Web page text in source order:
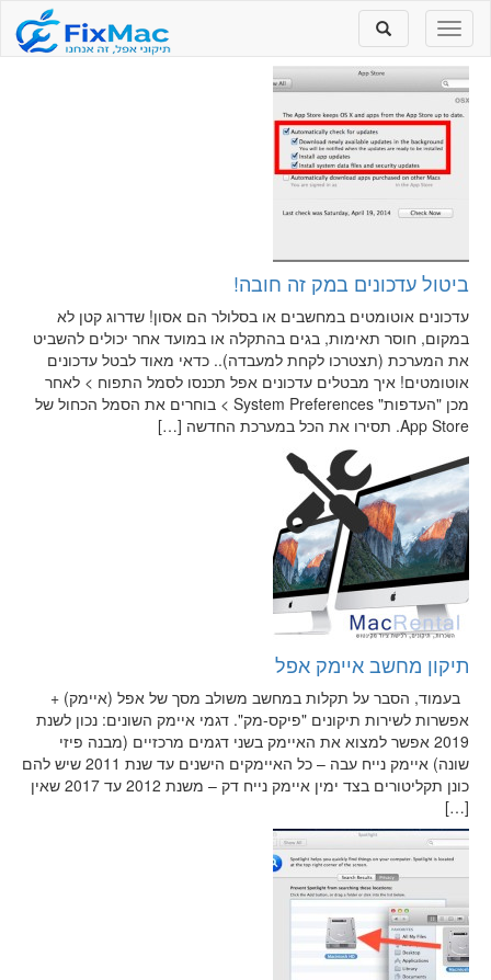
Toggle
navigation
Toggle
search
ביטול עדכונים במק זה חובה!
עדכונים אוטומטים במחשבים או בסלולר הם אסון! שדרוג קטן לא
במקום, חוסר תאימות, בגים בהתקלה או במועד אחר יכולים להשביט
את המערכת (תצטרכו לקחת למעבדה).. כדאי מאוד לבטל עדכונים
אוטומטים! איך מבטלים עדכונים אפל תכנסו לסמל התפוח > לאחר
מכן "העדפות" System Preferences > בוחרים את הסמל הכחול של
App Store. תסירו את הכל במערכת החדשה […]
תיקון מחשב איימק אפל
בעמוד, הסבר על תקלות במחשב משולב מסך של אפל (איימק) +
אפשרות לשירות תיקונים "פיקס-מק". דגמי איימק השונים: נכון לשנת
2019 אפשר למצוא את האיימק בשני דגמים מרכזיים (מבנה פיזי
שונה) איימק נייח עבה – כל האיימקים הישנים עד שנת 2011 שיש להם
כונן תקליטורים בצד ימין איימק נייח דק – משנת 2012 עד 2017 שאין
[…]